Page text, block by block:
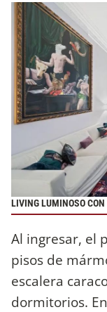
LIVING LUMINOSO CON
Al ingresar, el
pisos de
escalera
dormitorios.